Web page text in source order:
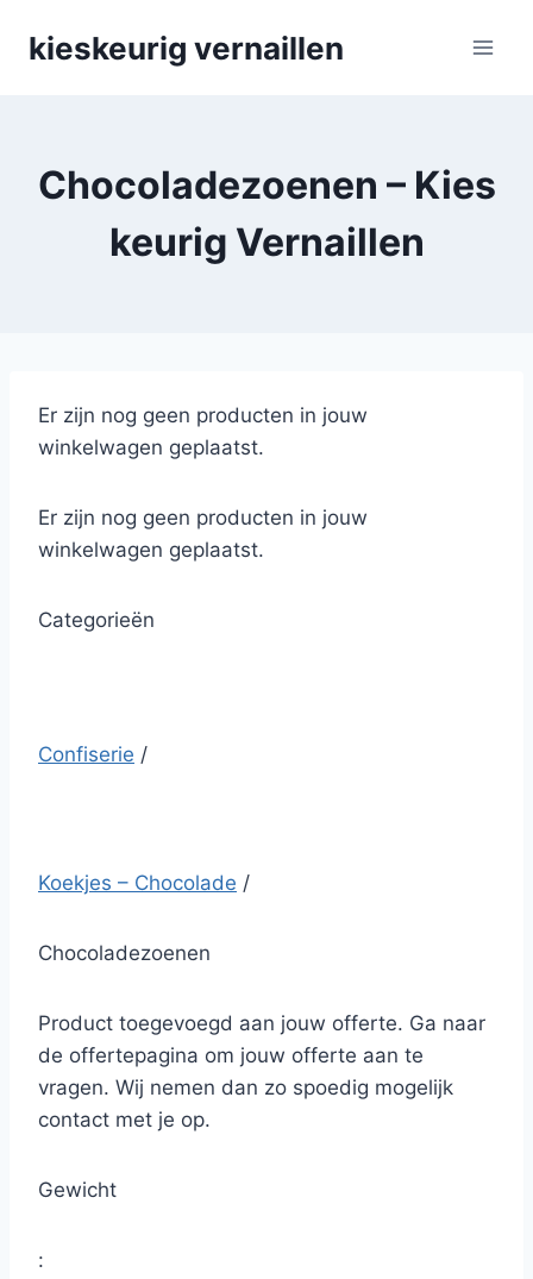
kieskeurig vernaillen
Chocoladezoenen – Kies
keurig Vernaillen
Er zijn nog geen producten in jouw
winkelwagen geplaatst.
Er zijn nog geen producten in jouw
winkelwagen geplaatst.
Categorieën
Confiserie /
Koekjes – Chocolade /
Chocoladezoenen
Product toegevoegd aan jouw offerte. Ga naar
de offertepagina om jouw offerte aan te
vragen. Wij nemen dan zo spoedig mogelijk
contact met je op.
Gewicht
: